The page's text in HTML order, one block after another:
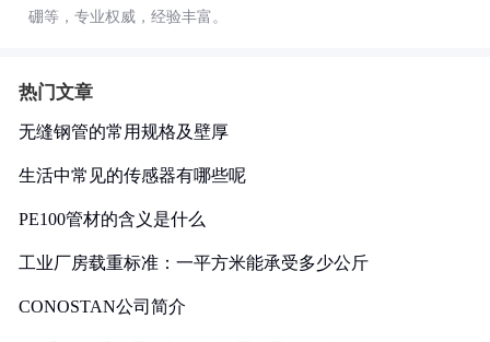
硼等，专业权威，经验丰富。
热门文章
无缝钢管的常用规格及壁厚
生活中常见的传感器有哪些呢
PE100管材的含义是什么
工业厂房载重标准：一平方米能承受多少公斤
CONOSTAN公司简介